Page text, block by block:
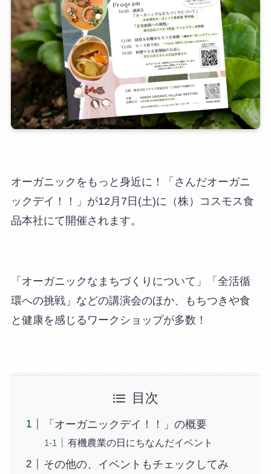
オーガニックをもっと身近に！「さんだオーガニ
ックデイ！！」が12月7日(土)に（株）コスモス食
品本社にて開催されます。
「オーガニックなまちづくりについて」「全活循
環への挑戦」などの講演会のほか、もちつきや食
と健康を感じるワークショップが多数！
目次
「オーガニックデイ！！」の概要
有機農業の日にちなんだイベント
その他の、イベントもチェックしてみ